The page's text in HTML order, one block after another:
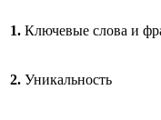
1. Ключевые слова и
2. Уникальность